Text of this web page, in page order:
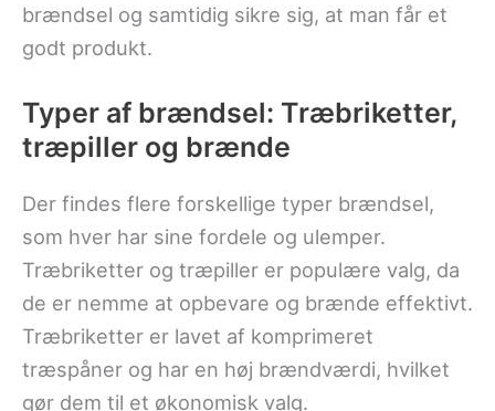
brændsel og samtidig sikre sig, at man får et
godt produkt.
Typer af brændsel: Træbriketter,
træpiller og brænde
Der findes flere forskellige typer brændsel,
som hver har sine fordele og ulemper.
Træbriketter og træpiller er populære valg, da
de er nemme at opbevare og brænde effektivt.
Træbriketter er lavet af komprimeret
træspåner og har en høj brændværdi, hvilket
gør dem til et økonomisk valg.